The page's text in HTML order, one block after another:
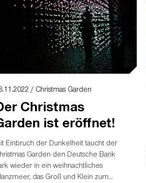
/ Christmas Garden
Christmas
ist eröffnet!
Einbruch der Dunkelheit taucht der
Garden den Deutsche Bank
wieder in ein weihnachtliches
das Groß und Klein zum